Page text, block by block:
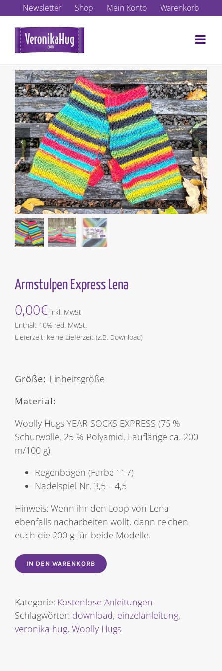
Inhalt
springen
Newsletter Shop Mein Konto Warenkorb
Armstulpen Express Lena
0,00€ inkl. MwSt
Enthält 10% red. MwSt.
Lieferzeit: keine Lieferzeit (z.B. Download)
Größe: Einheitsgröße
Material:
Woolly Hugs YEAR SOCKS EXPRESS (75 %
Schurwolle, 25 % Polyamid, Lauflänge ca. 200
m/100 g)
Regenbogen (Farbe 117)
Nadelspiel Nr. 3,5 – 4,5
Hinweis: Wenn ihr den Loop von Lena
ebenfalls nacharbeiten wollt, dann reichen
euch die 200 g für beide Modelle.
IN DEN WARENKORB
Kategorie: Kostenlose Anleitungen
Schlagwörter: download, einzelanleitung,
veronika hug, Woolly Hugs